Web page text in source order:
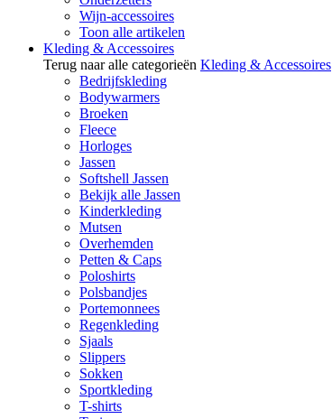
Wijn-accessoires
Toon alle artikelen
Kleding & Accessoires
Terug naar alle categorieën Kleding & Accessoires
Bedrijfskleding
Bodywarmers
Broeken
Fleece
Horloges
Jassen
Softshell Jassen
Bekijk alle Jassen
Kinderkleding
Mutsen
Overhemden
Petten & Caps
Poloshirts
Polsbandjes
Portemonnees
Regenkleding
Sjaals
Slippers
Sokken
Sportkleding
T-shirts